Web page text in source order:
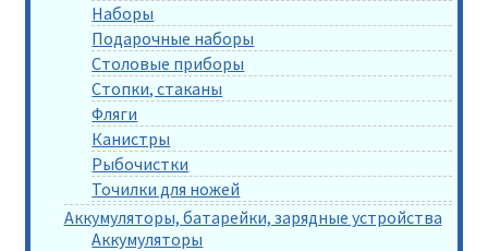
Наборы
Подарочные наборы
Столовые приборы
Стопки, стаканы
Фляги
Канистры
Рыбочистки
Точилки для ножей
Аккумуляторы, батарейки, зарядные устройства
Аккумуляторы